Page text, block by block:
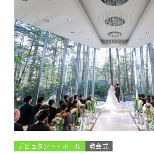
デビュタント・ボール
教会式